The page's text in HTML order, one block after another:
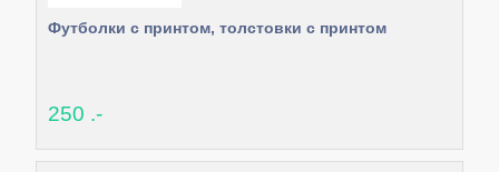
Футболки с принтом, толстовки с принтом
250 .-